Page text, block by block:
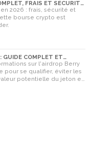
FRAIS ET SÉCURITÉ
2026 : frais, sécurité et
bourse crypto est
GUIDE COMPLET ET
sur l'airdrop Berry
pour se qualifier, éviter les
potentielle du jeton en